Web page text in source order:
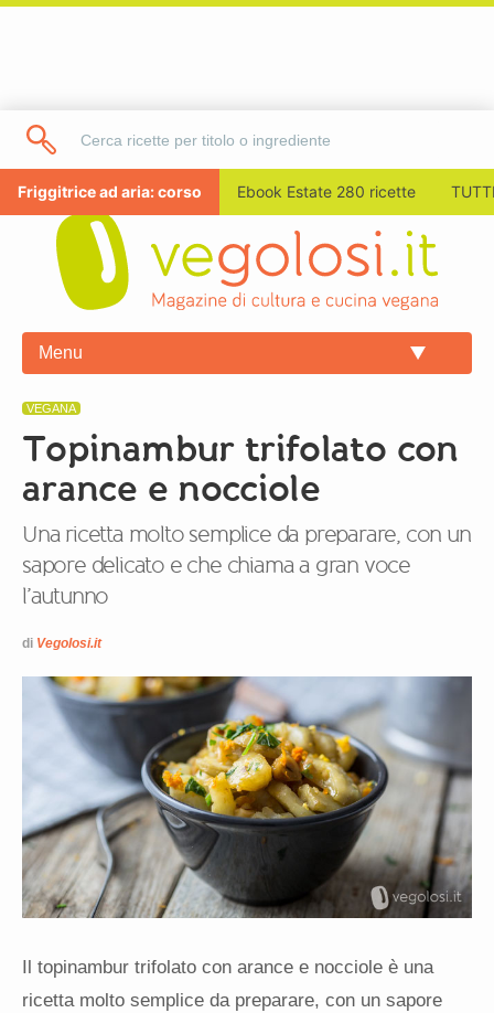
Friggitrice ad aria: corso Ebook Estate 280 ricette
Menu
VEGANA
Topinambur trifolato con
arance e nocciole
Una ricetta molto semplice da preparare, con un
sapore delicato e che chiama a gran voce
l’autunno
di Vegolosi.it
Il topinambur trifolato con arance e nocciole è una
ricetta molto semplice da preparare, con un sapore